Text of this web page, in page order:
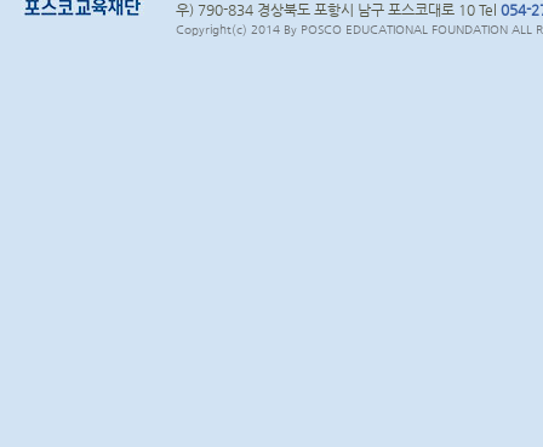
우) 790-834 경상북도 포항시 남구 포스코대로 10 Tel 054-
Copyright(c) 2014 By POSCO EDUCATIONAL FOUNDATION ALL